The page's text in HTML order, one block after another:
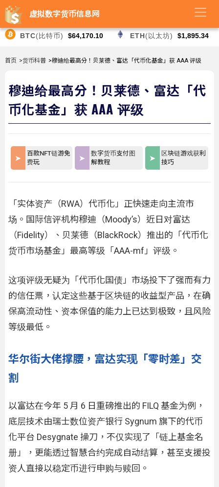
虚拟数字货币信息网
BTC(比特币) $64,170.10 ETH(以太坊) $1,895.34
首页 >货币科普 >穆迪给最高分！贝莱德、富达「代币化基金」获 AAA 评级
穆迪给最高分！贝莱德、富达「代
币化基金」获 AAA 评级
百款NFT链游免
费玩
数字货币支付图
解教程
区块链游戏获利
技巧
「实体资产（RWA）代币化」正快速走向主流市
场。国际信评机构穆迪（Moody’s）近日对富达
（Fidelity）、贝莱德（BlackRock）推出的「代币化
货币市场基金」最高等级「AAA-mf」评级。
这项评级无疑为「代币化国债」市场投下了强而有力
的信任票，认定这些基于区块链的收益型产品，在确
保高流动性、资本保值的能力上已达到极致，且风险
等级最低。
华尔街大佬撑腰，富达实现「零时差」交
割
以富达在今年 5 月 6 日重磅推出的 FILQ 基金为例，
底层技术由瑞士数位资产银行 Sygnum 旗下的代币
化平台 Desygnate 操刀，不仅实现了「链上基金名
册」，更能透过智慧合约完成自动结算，甚至支援投
资人直接以稳定币进行申购与赎回。